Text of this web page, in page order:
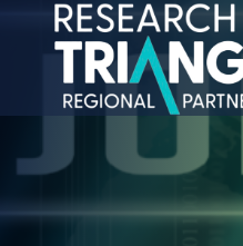
콘텐츠로 건너뛰기